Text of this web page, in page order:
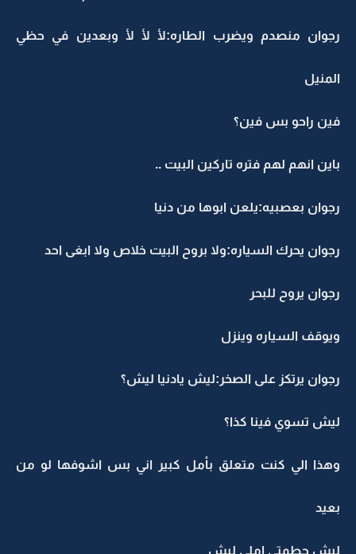
رجوان منصدم ويضرب الطاره:لأ لأ لأ وبعدين في حظي
المنيل
فين راحو بس فين؟
باين انهم لهم فتره تاركين البيت ..
رجوان بعصبيه:يلعن ابوها من دنيا
رجوان يحرك السياره:ولا بروح البيت خلاص ولا ابغى احد
رجوان يروح للبحر
ويوقف السياره وينزل
رجوان يرتكز على الصخر:ليش يادنيا ليش؟
ليش تسوي فينا كذا؟
وهذا الي كنت متعلق بأمل كبير اني بس اشوفها لو من
بعيد
ليش حطمتي املي ليش